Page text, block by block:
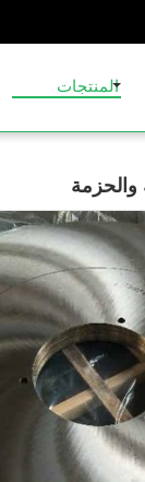
المنتجات